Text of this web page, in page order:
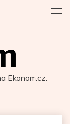
Ekonom.cz.